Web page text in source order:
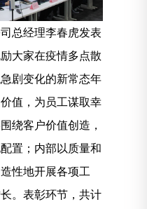
总经理李春虎发表
大家在疫情多点散
剧变化的新常态年
值，为员工谋取幸
绕客户价值创造，
置；内部以质量和
性地开展各项工
。表彰环节，共计